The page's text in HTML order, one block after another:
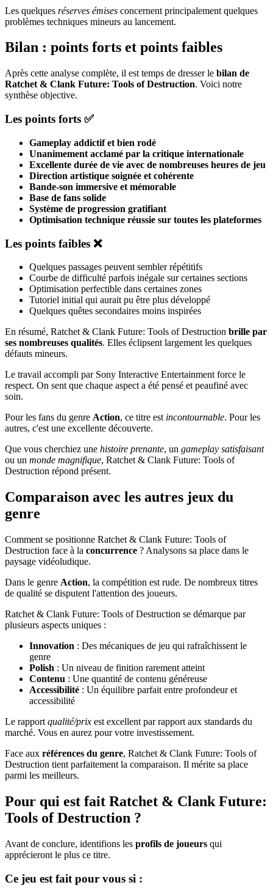
Les quelques réserves émises concernent principalement quelques
problèmes techniques mineurs au lancement.
Bilan : points forts et points faibles
Après cette analyse complète, il est temps de dresser le bilan de
Ratchet & Clank Future: Tools of Destruction. Voici notre
synthèse objective.
Les points forts ✅
Gameplay addictif et bien rodé
Unanimement acclamé par la critique internationale
Excellente durée de vie avec de nombreuses heures de jeu
Direction artistique soignée et cohérente
Bande-son immersive et mémorable
Base de fans solide
Système de progression gratifiant
Optimisation technique réussie sur toutes les plateformes
Les points faibles ❌
Quelques passages peuvent sembler répétitifs
Courbe de difficulté parfois inégale sur certaines sections
Optimisation perfectible dans certaines zones
Tutoriel initial qui aurait pu être plus développé
Quelques quêtes secondaires moins inspirées
En résumé, Ratchet & Clank Future: Tools of Destruction brille par
ses nombreuses qualités. Elles éclipsent largement les quelques
défauts mineurs.
Le travail accompli par Sony Interactive Entertainment force le
respect. On sent que chaque aspect a été pensé et peaufiné avec
soin.
Pour les fans du genre Action, ce titre est incontournable. Pour les
autres, c'est une excellente découverte.
Que vous cherchiez une histoire prenante, un gameplay satisfaisant
ou un monde magnifique, Ratchet & Clank Future: Tools of
Destruction répond présent.
Comparaison avec les autres jeux du
genre
Comment se positionne Ratchet & Clank Future: Tools of
Destruction face à la concurrence ? Analysons sa place dans le
paysage vidéoludique.
Dans le genre Action, la compétition est rude. De nombreux titres
de qualité se disputent l'attention des joueurs.
Ratchet & Clank Future: Tools of Destruction se démarque par
plusieurs aspects uniques :
Innovation : Des mécaniques de jeu qui rafraîchissent le
genre
Polish : Un niveau de finition rarement atteint
Contenu : Une quantité de contenu généreuse
Accessibilité : Un équilibre parfait entre profondeur et
accessibilité
Le rapport qualité/prix est excellent par rapport aux standards du
marché. Vous en aurez pour votre investissement.
Face aux références du genre, Ratchet & Clank Future: Tools of
Destruction tient parfaitement la comparaison. Il mérite sa place
parmi les meilleurs.
Pour qui est fait Ratchet & Clank Future:
Tools of Destruction ?
Avant de conclure, identifions les profils de joueurs qui
apprécieront le plus ce titre.
Ce jeu est fait pour vous si :